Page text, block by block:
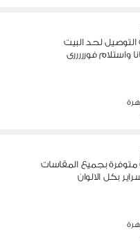
التوصيل لحد البيت
واستلام فورررررى
متوفرة بجميع المقاسات
بكل الالوان